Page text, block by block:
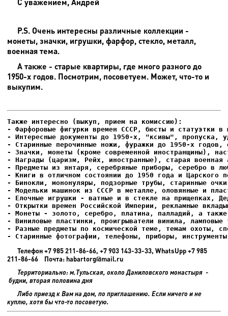
P.S. Очень интересны различные коллекции -
монеты, значки, игрушки, фарфор, стекло, металл,
военная тема.
А также - старые квартиры, где много разного до
1950-х годов. Посмотрим, посоветуем. Может, что-то и
выкупим.
- Фарфоровые фигурки времен СССР, бюсты и статуэтки в
- Интересные документы до 1950-х, "ксивы", пропуска,
- Елочные игрушки - ватные и в стекле на прищепках,
- Старинные фотографии, телефоны, приборы,
Телефон +7 985 211-86-66, +7 903 143-33-33, WhatsUpp +7 985
211-86-66 Почта: habartorg@mail.ru
Территориально: м.Тульская, около Даниловского монастыря -
будни, вторая половина дня
Либо приезд к Вам на дом, по приглашению. Если ничего и не
куплю, хотя бы что-то посоветую.